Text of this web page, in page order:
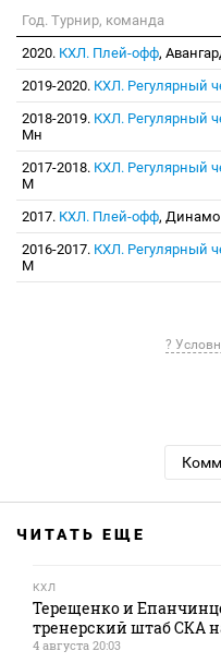
Год. Турнир, команда
2020. КХЛ. Плей-офф,
2019-2020. КХЛ. Регулярный
2018-2019. КХЛ. Регулярный
Мн
2017-2018. КХЛ. Регулярный
М
2017. КХЛ. Плей-офф,
2016-2017. КХЛ. Регулярный
М
?
ЧИТАТЬ ЕЩЕ
КХЛ
Терещенко и
тренерский штаб СКА
4 августа 20:03